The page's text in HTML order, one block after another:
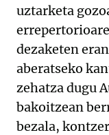
uztarketa
dezaketen
aberatseko
zehatza dugu
bakoitzean
bezala,